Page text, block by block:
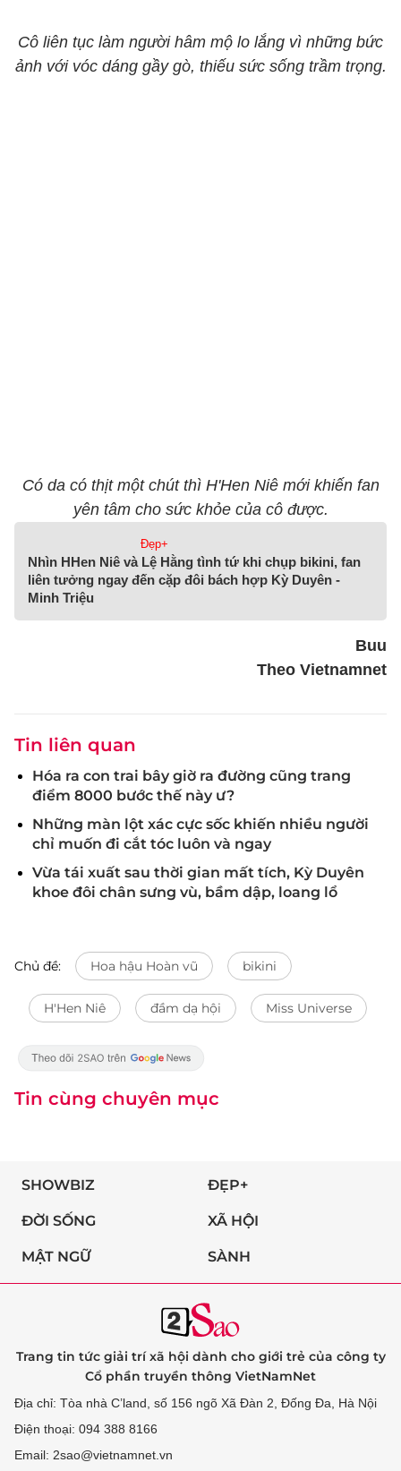
Cô liên tục làm người hâm mộ lo lắng vì những bức
ảnh với vóc dáng gầy gò, thiếu sức sống trầm trọng.
Có da có thịt một chút thì H'Hen Niê mới khiến fan
yên tâm cho sức khỏe của cô được.
Đẹp+
Nhìn HHen Niê và Lệ Hằng tình tứ khi chụp bikini, fan
liên tưởng ngay đến cặp đôi bách hợp Kỳ Duyên -
Minh Triệu
Buu
Theo Vietnamnet
Tin liên quan
Hóa ra con trai bây giờ ra đường cũng trang
điểm 8000 bước thế này ư?
Những màn lột xác cực sốc khiến nhiều người
chỉ muốn đi cắt tóc luôn và ngay
Vừa tái xuất sau thời gian mất tích, Kỳ Duyên
khoe đôi chân sưng vù, bầm dập, loang lổ
Chủ đề: Hoa hậu Hoàn vũ bikini
H'Hen Niê đầm dạ hội Miss Universe
Tin cùng chuyên mục
SHOWBIZ ĐẸP+
ĐỜI SỐNG XÃ HỘI
MẬT NGỮ SÀNH
Trang tin tức giải trí xã hội dành cho giới trẻ của công ty
Cổ phần truyền thông VietNamNet
Địa chỉ: Tòa nhà C’land, số 156 ngõ Xã Đàn 2, Đống Đa, Hà Nội
Điện thoại: 094 388 8166
Email: 2sao@vietnamnet.vn